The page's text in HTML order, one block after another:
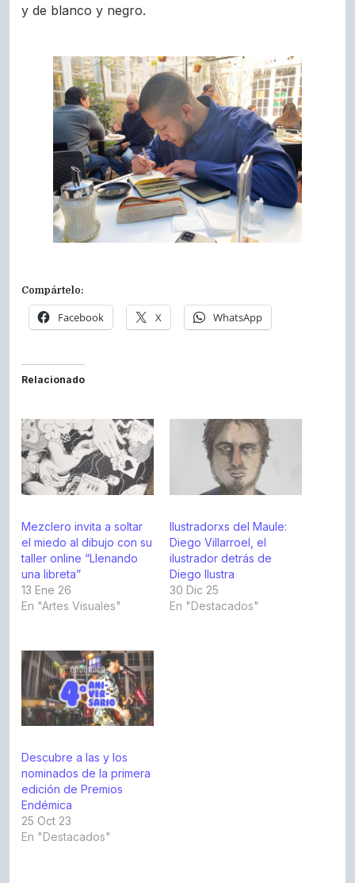
y de blanco y negro.
Compártelo:
Facebook X WhatsApp
Relacionado
Mezclero invita a soltar
el miedo al dibujo con su
taller online “Llenando
una libreta”
13 Ene 26
En "Artes Visuales"
Ilustradorxs del Maule:
Diego Villarroel, el
ilustrador detrás de
Diego Ilustra
30 Dic 25
En "Destacados"
Descubre a las y los
nominados de la primera
edición de Premios
Endémica
25 Oct 23
En "Destacados"